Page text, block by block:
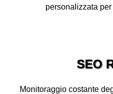
personalizzata
SEO
Monitoraggio costante